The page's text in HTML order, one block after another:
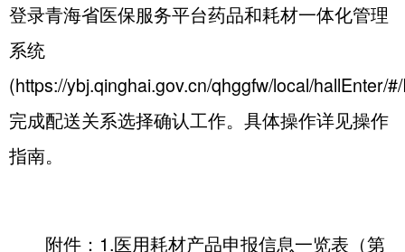
登录青海省医保服务平台药品和耗材一体化管理
系统
(https://ybj.qinghai.gov.cn/qhggfw/local/hallEnter/
完成配送关系选择确认工作。具体操作详见操作
指南。
附件： 1.医用耗材产品申报信息一览表（第